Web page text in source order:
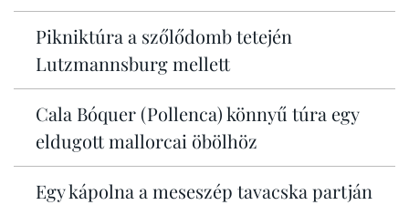
Pikniktúra a szőlődomb tetején
Lutzmannsburg mellett
Cala Bóquer (Pollenca) könnyű túra egy
eldugott mallorcai öbölhöz
Egy kápolna a meseszép tavacska partján